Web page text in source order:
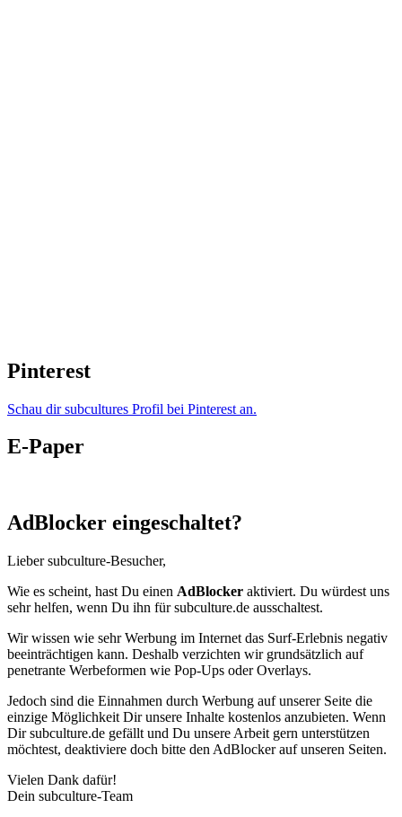
Pinterest
Schau dir subcultures Profil bei Pinterest an.
E-Paper
AdBlocker eingeschaltet?
Lieber subculture-Besucher,
Wie es scheint, hast Du einen AdBlocker aktiviert. Du würdest uns
sehr helfen, wenn Du ihn für subculture.de ausschaltest.
Wir wissen wie sehr Werbung im Internet das Surf-Erlebnis negativ
beeinträchtigen kann. Deshalb verzichten wir grundsätzlich auf
penetrante Werbeformen wie Pop-Ups oder Overlays.
Jedoch sind die Einnahmen durch Werbung auf unserer Seite die
einzige Möglichkeit Dir unsere Inhalte kostenlos anzubieten. Wenn
Dir subculture.de gefällt und Du unsere Arbeit gern unterstützen
möchtest, deaktiviere doch bitte den AdBlocker auf unseren Seiten.
Vielen Dank dafür!
Dein subculture-Team